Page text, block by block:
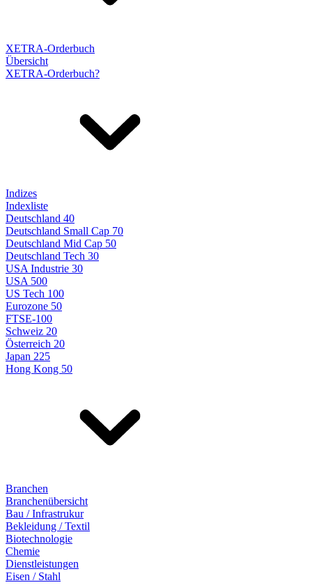
XETRA-Orderbuch
Übersicht
XETRA-Orderbuch?
Indizes
Indexliste
Deutschland 40
Deutschland Small Cap 70
Deutschland Mid Cap 50
Deutschland Tech 30
USA Industrie 30
USA 500
US Tech 100
Eurozone 50
FTSE-100
Schweiz 20
Österreich 20
Japan 225
Hong Kong 50
Branchen
Branchenübersicht
Bau / Infrastrukur
Bekleidung / Textil
Biotechnologie
Chemie
Dienstleistungen
Eisen / Stahl